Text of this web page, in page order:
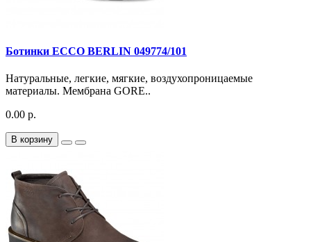
Ботинки ECCO BERLIN 049774/101
Натуральные, легкие, мягкие, воздухопроницаемые
материалы. Мембрана GORE..
0.00 р.
В корзину